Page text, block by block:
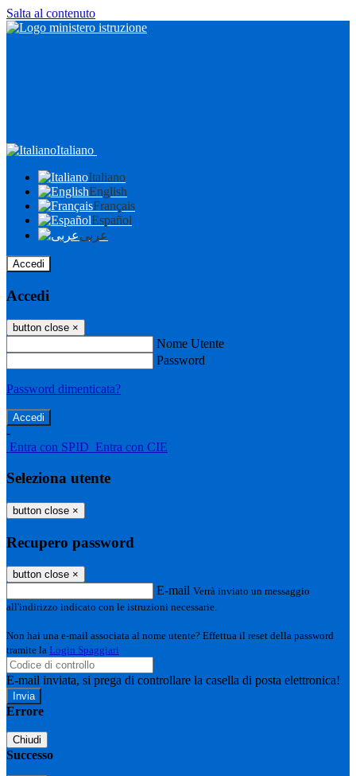
Salta al contenuto
Italiano
Italiano
English
Français
Español
عربى
Accedi
Accedi
button close ×
Nome Utente
Password
Password dimenticata?
-
Entra con SPID Entra con CIE
Seleziona utente
button close ×
Recupero password
button close ×
E-mail Verrà inviato un messaggio
all'indirizzo indicato con le istruzioni necessarie.
Non hai una e-mail associata al nome utente? Effettua il reset della password
tramite la Login Spaggiari
E-mail inviata, si prega di controllare la casella di posta elettronica!
Errore
Chiudi
Successo